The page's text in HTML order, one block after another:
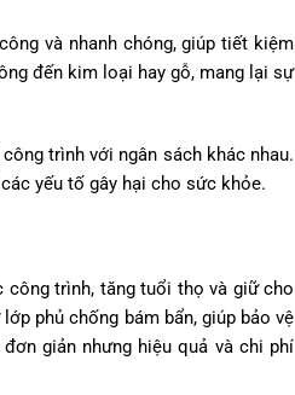
và nhanh chóng, giúp tiết kiệm
đến kim loại hay gỗ, mang lại sự
trình với ngân sách khác nhau.
yếu tố gây hại cho sức khỏe.
trình, tăng tuổi thọ và giữ cho
phủ chống bám bẩn, giúp bảo vệ
giản nhưng hiệu quả và chi phí